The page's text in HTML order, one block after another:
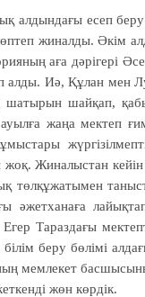
алдындағы есеп
жиналды. Әкім
аға
алды. Иә, Құлан мен
шайқап,
жаңа мектеп
Жиналыстан
төлқұжатымен
әжетханаға
Егер Тараздағы
беру бөлімі
мемлекет
жөн көрдік.